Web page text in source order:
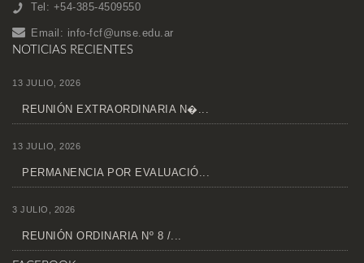
Tel: +54-385-4509550
Email: info-fcf@unse.edu.ar
NOTICIAS RECIENTES
13 JULIO, 2026
REUNIÓN EXTRAORDINARIA N�...
13 JULIO, 2026
PERMANENCIA POR EVALUACIÓ...
3 JULIO, 2026
REUNIÓN ORDINARIA Nº 8 /...